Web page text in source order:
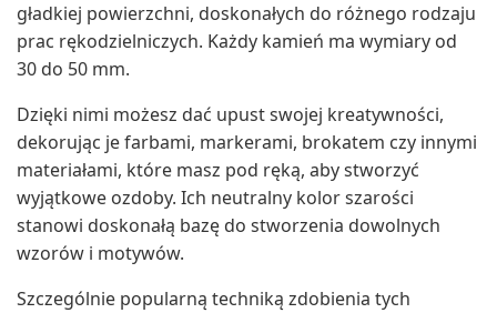
gładkiej powierzchni, doskonałych do różnego rodzaju
prac rękodzielniczych. Każdy kamień ma wymiary od
30 do 50 mm.
Dzięki nimi możesz dać upust swojej kreatywności,
dekorując je farbami, markerami, brokatem czy innymi
materiałami, które masz pod ręką, aby stworzyć
wyjątkowe ozdoby. Ich neutralny kolor szarości
stanowi doskonałą bazę do stworzenia dowolnych
wzorów i motywów.
Szczególnie popularną techniką zdobienia tych